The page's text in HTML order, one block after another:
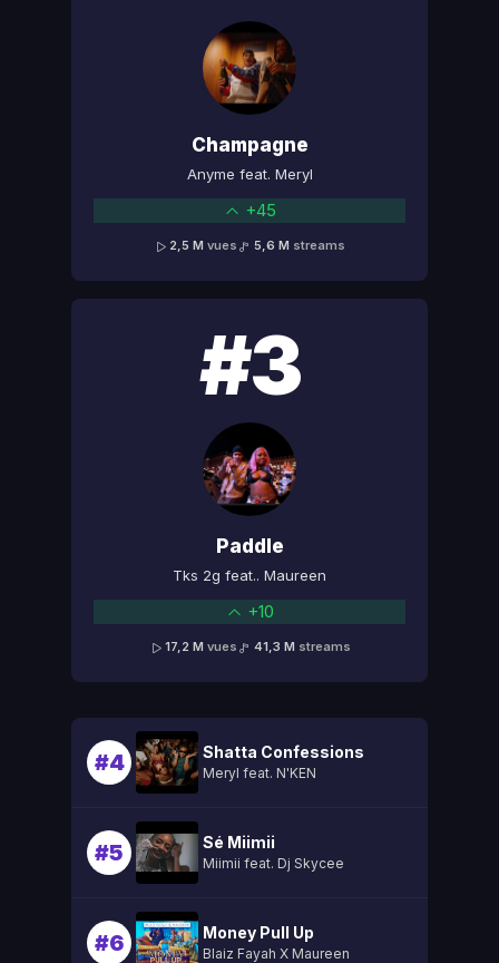
Champagne
Anyme feat. Meryl
+45
2,5 M vues 5,6 M streams
#3
Paddle
Tks 2g feat.. Maureen
+10
17,2 M vues 41,3 M streams
#4 Shatta Confessions
Meryl feat. N'KEN
#5 Sé Miimii
Miimii feat. Dj Skycee
#6 Money Pull Up
Blaiz Fayah X Maureen